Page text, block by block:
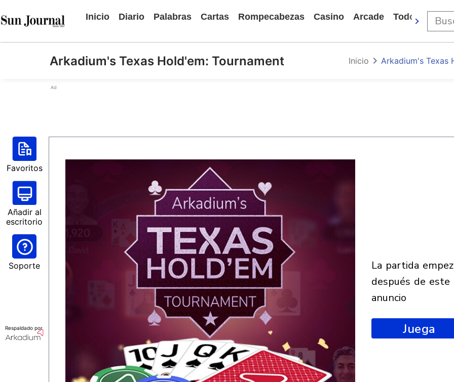
Inicio Diario Palabras Cartas Rompecabezas Casino Arcade Todos Los
Arkadium's Texas Hold'em: Tournament Inicio Arkadium's Texas
Ad
Favoritos
Añadir al
escritorio
Soporte
Respaldado por
la partida empezará
después de este
anuncio
Juega